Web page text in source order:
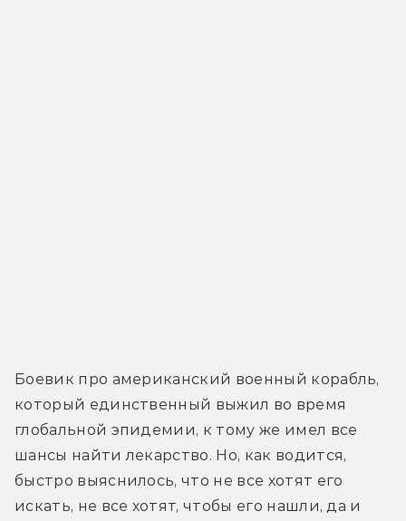
Боевик про американский военный корабль,
который единственный выжил во время
глобальной эпидемии, к тому же имел все
шансы найти лекарство. Но, как водится,
быстро выяснилось, что не все хотят его
искать, не все хотят, чтобы его нашли, да и